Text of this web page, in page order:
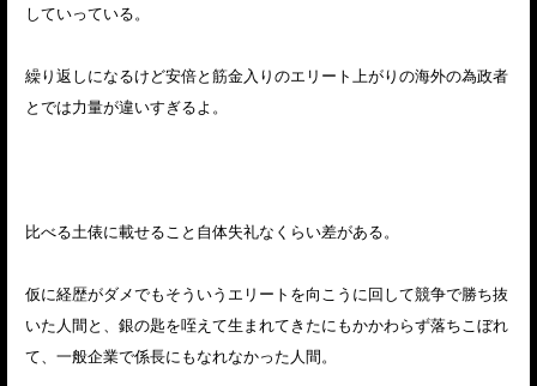
していっている。
繰り返しになるけど安倍と筋金入りのエリート上がりの海外の為政者
とでは力量が違いすぎるよ。
比べる土俵に載せること自体失礼なくらい差がある。
仮に経歴がダメでもそういうエリートを向こうに回して競争で勝ち抜
いた人間と、銀の匙を咥えて生まれてきたにもかかわらず落ちこぼれ
て、一般企業で係長にもなれなかった人間。